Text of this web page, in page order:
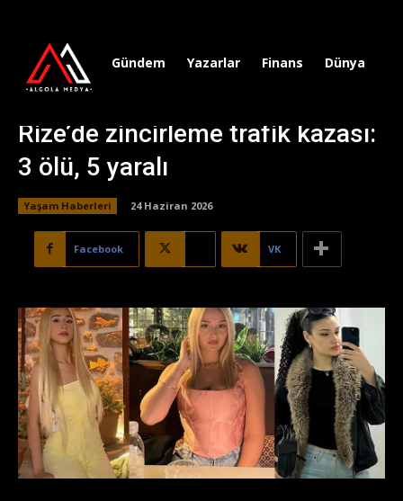
Gündem Yazarlar Finans Dünya
Rize’de zincirleme trafik kazası:
3 ölü, 5 yaralı
Yaşam Haberleri 24 Haziran 2026
Facebook VK